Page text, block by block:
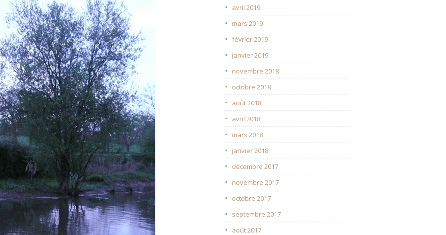
avril 2019
mars 2019
février 2019
janvier 2019
novembre 2018
octobre 2018
août 2018
avril 2018
mars 2018
janvier 2018
décembre 2017
novembre 2017
octobre 2017
septembre 2017
août 2017